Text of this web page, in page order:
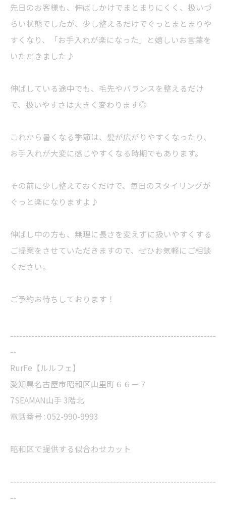
先日のお客様も、伸ばしかけでまとまりにくく、扱いづ
らい状態でしたが、少し整えるだけでぐっとまとまりや
すくなり、「お手入れが楽になった」と嬉しいお言葉を
いただきました♪
伸ばしている途中でも、毛先やバランスを整えるだけ
で、扱いやすさは大きく変わります◎
これから暑くなる季節は、髪が広がりやすくなったり、
お手入れが大変に感じやすくなる時期でもあります。
その前に少し整えておくだけで、毎日のスタイリングが
ぐっと楽になりますよ♪
伸ばし中の方も、無理に長さを変えずに扱いやすくする
ご提案をさせていただきますので、ぜひお気軽にご相談
ください。
ご予約お待ちしております！
--------------------------------------------------------------------
--
RurFe【ルルフェ】
愛知県名古屋市昭和区山里町６６－７
7SEAMAN山手 3階北
電話番号 : 052-990-9993
昭和区で提供する似合わせカット
--------------------------------------------------------------------
--